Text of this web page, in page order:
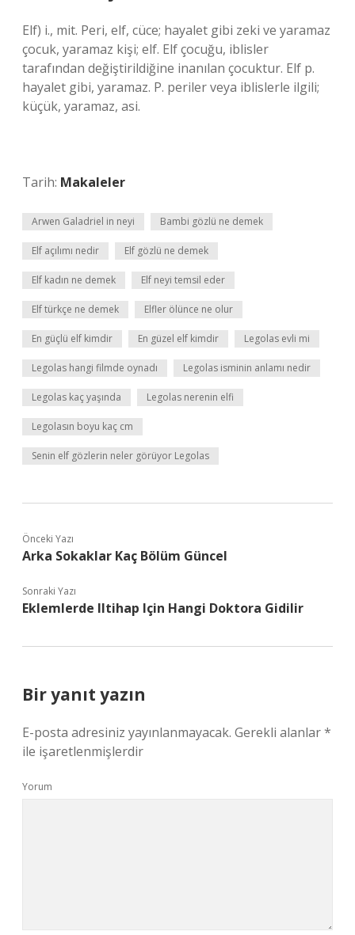
Elf) i., mit. Peri, elf, cüce; hayalet gibi zeki ve yaramaz
çocuk, yaramaz kişi; elf. Elf çocuğu, iblisler
tarafından değiştirildiğine inanılan çocuktur. Elf p.
hayalet gibi, yaramaz. P. periler veya iblislerle ilgili;
küçük, yaramaz, asi.
Tarih: Makaleler
Arwen Galadriel in neyi Bambi gözlü ne demek
Elf açılımı nedir Elf gözlü ne demek
Elf kadın ne demek Elf neyi temsil eder
Elf türkçe ne demek Elfler ölünce ne olur
En güçlü elf kimdir En güzel elf kimdir Legolas evli mi
Legolas hangi filmde oynadı Legolas isminin anlamı nedir
Legolas kaç yaşında Legolas nerenin elfi
Legolasın boyu kaç cm
Senin elf gözlerin neler görüyor Legolas
Önceki Yazı
Arka Sokaklar Kaç Bölüm Güncel
Sonraki Yazı
Eklemlerde Iltihap Için Hangi Doktora Gidilir
Bir yanıt yazın
E-posta adresiniz yayınlanmayacak. Gerekli alanlar*
ile işaretlenmişlerdir
Yorum